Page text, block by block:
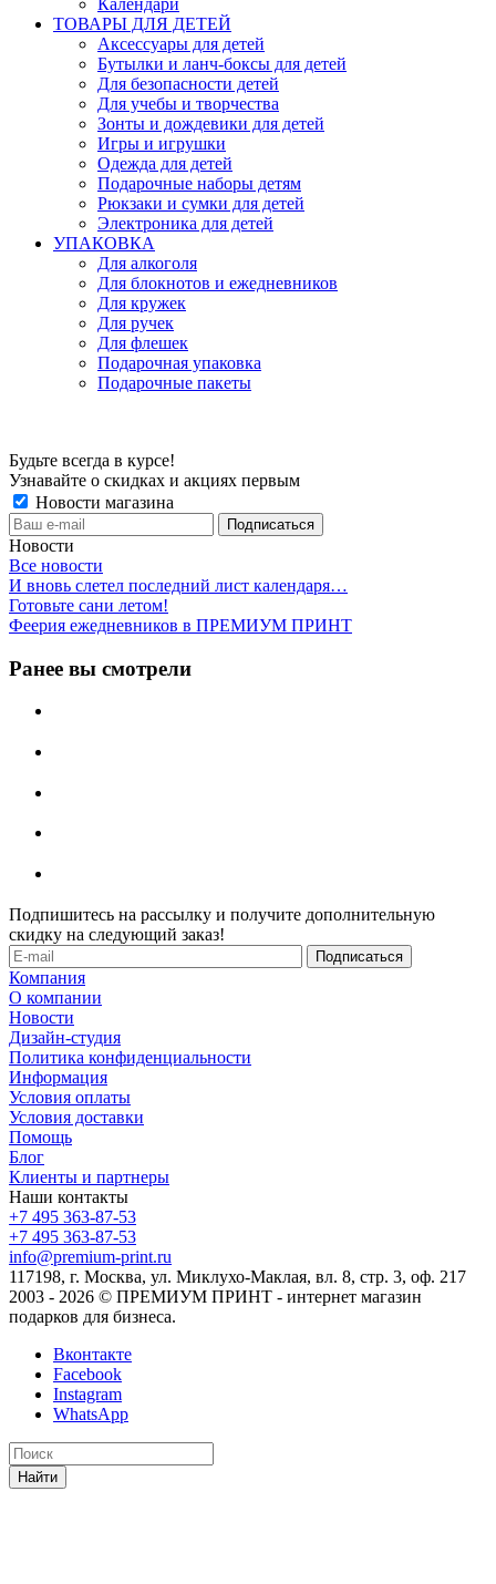
ТОВАРЫ ДЛЯ ДЕТЕЙ
Аксессуары для детей
Бутылки и ланч-боксы для детей
Для безопасности детей
Для учебы и творчества
Зонты и дождевики для детей
Игры и игрушки
Одежда для детей
Подарочные наборы детям
Рюкзаки и сумки для детей
Электроника для детей
УПАКОВКА
Для алкоголя
Для блокнотов и ежедневников
Для кружек
Для ручек
Для флешек
Подарочная упаковка
Подарочные пакеты
Будьте всегда в курсе!
Узнавайте о скидках и акциях первым
Новости магазина
Новости
Все новости
И вновь слетел последний лист календаря…
Готовьте сани летом!
Феерия ежедневников в ПРЕМИУМ ПРИНТ
Ранее вы смотрели
Подпишитесь на рассылку и получите дополнительную
скидку на следующий заказ!
Компания
О компании
Новости
Дизайн-студия
Политика конфиденциальности
Информация
Условия оплаты
Условия доставки
Помощь
Блог
Клиенты и партнеры
Наши контакты
+7 495 363-87-53
+7 495 363-87-53
info@premium-print.ru
117198, г. Москва, ул. Миклухо-Маклая, вл. 8, стр. 3, оф. 217
2003 - 2026 © ПРЕМИУМ ПРИНТ - интернет магазин
подарков для бизнеса.
Вконтакте
Facebook
Instagram
WhatsApp
Найти